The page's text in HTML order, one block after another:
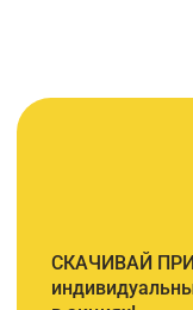
СКАЧИВАЙ